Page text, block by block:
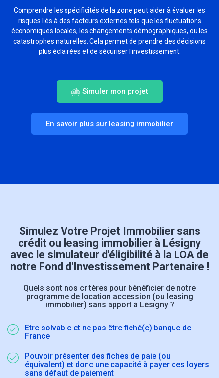
Comprendre les spécificités de la zone peut aider à évaluer les
risques liés à des facteurs externes tels que les fluctuations
économiques locales, les changements démographiques, ou les
catastrophes naturelles. Cela permet de prendre des décisions
plus éclairées et de sécuriser l’investissement.
Simuler mon projet
En savoir plus sur leasing immobilier
Simulez Votre Projet Immobilier sans
crédit ou leasing immobilier à Lésigny
avec le simulateur d'éligibilité à la LOA de
notre Fond d'Investissement Partenaire !
Quels sont nos critères pour bénéficier de notre
programme de location accession (ou leasing
immobilier) sans apport à Lésigny ?
Être solvable et ne pas être fiché(e) banque de
France
Pouvoir présenter des fiches de paie (ou
équivalent) et donc une capacité à payer des loyers
sans défaut de paiement